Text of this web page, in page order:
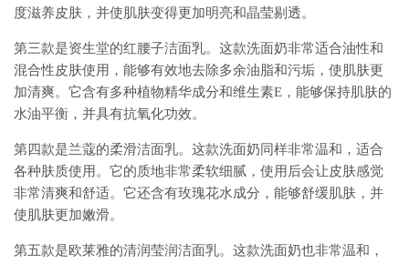
度滋养皮肤，并使肌肤变得更加明亮和晶莹剔透。
第三款是资生堂的红腰子洁面乳。这款洗面奶非常适合油性和
混合性皮肤使用，能够有效地去除多余油脂和污垢，使肌肤更
加清爽。它含有多种植物精华成分和维生素E，能够保持肌肤的
水油平衡，并具有抗氧化功效。
第四款是兰蔻的柔滑洁面乳。这款洗面奶同样非常温和，适合
各种肤质使用。它的质地非常柔软细腻，使用后会让皮肤感觉
非常清爽和舒适。它还含有玫瑰花水成分，能够舒缓肌肤，并
使肌肤更加嫩滑。
第五款是欧莱雅的清润莹润洁面乳。这款洗面奶也非常温和，